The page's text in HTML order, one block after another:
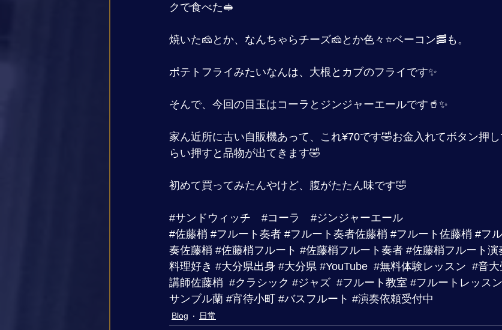
クで食べた🥪
焼いた🧀とか、なんちゃらチーズ🧀とか色々⭐️ベーコン🥓も。
ポテトフライみたいなんは、大根とカブのフライです✨
そんで、今回の目玉はコーラとジンジャーエールです🥤✨
家ん近所に古い自販機あって、これ¥70です🤣お金入れてボタン押
らい押すと品物が出てきます🤣
初めて買ってみたんやけど、腹がたたん味です🤣
#サンドウィッチ #コーラ
#ジンジャーエール
#佐藤梢 #フルート奏者 #フルート奏者佐藤梢 #フルート佐藤梢 #フ
奏佐藤梢 #佐藤梢フルート #佐藤梢フルート奏者 #佐藤梢フルート演
料理好き #大分県出身 #大分県 #YouTube #無料体験レッスン #音大
講師佐藤梢 #クラシック #ジャズ #フルート教室 #フルートレッス
サンブル蘭 #宵待小町 #バスフルート #演奏依頼受付中
Blog 日常